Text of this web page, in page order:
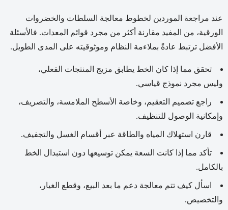
عند مراجعة الموردين لخطوط معالجة السلطات والخضروات
الورقية، من المفيد مقارنة أكثر من مجرد قوائم المعدات. فالأسئلة
الأفضل ترتبط عادةً بملاءمة النظام وموثوقيته على المدى الطويل.
تحقق مما إذا كان الخط يطابق مزيج المنتجات الفعلي،
وليس مجرد نموذج قياسي.
راجع تصميم التعقيم، وخاصة الأسطح الملامسة، والتصريف،
وإمكانية الوصول للتنظيف.
قارن استهلاك المياه والطاقة عبر أقسام الغسل والتجفيف.
تأكد مما إذا كانت السعة يمكن توسيعها دون استبدال الخط
بالكامل.
اسأل كيف تتم معالجة دعم ما بعد البيع، وقطع الغيار،
والتخصيص.